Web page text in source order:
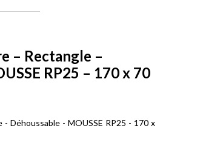
– Rectangle –
RP25 – 170 x 70
Déhoussable - MOUSSE RP25 - 170 x